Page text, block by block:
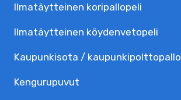
Ilmatäytteinen koripallopeli
Ilmatäytteinen köydenvetopeli
Kaupunkisota / kaupunkipolttopallo
Kengurupuvut